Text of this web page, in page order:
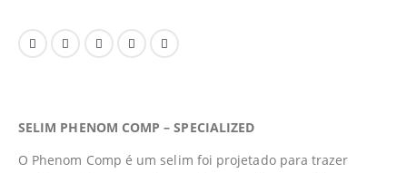
SELIM PHENOM COMP – SPECIALIZED
O Phenom Comp é um selim foi projetado para trazer